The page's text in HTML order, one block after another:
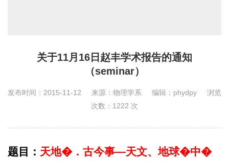
关于11月16日赵丰学术报告的通知
（seminar）
发布时间：2015-11-12 来源：物理学系 编辑：phydpy
浏览
次数： 1222 次
题目： 天地�．古今事—天文、地球�中�